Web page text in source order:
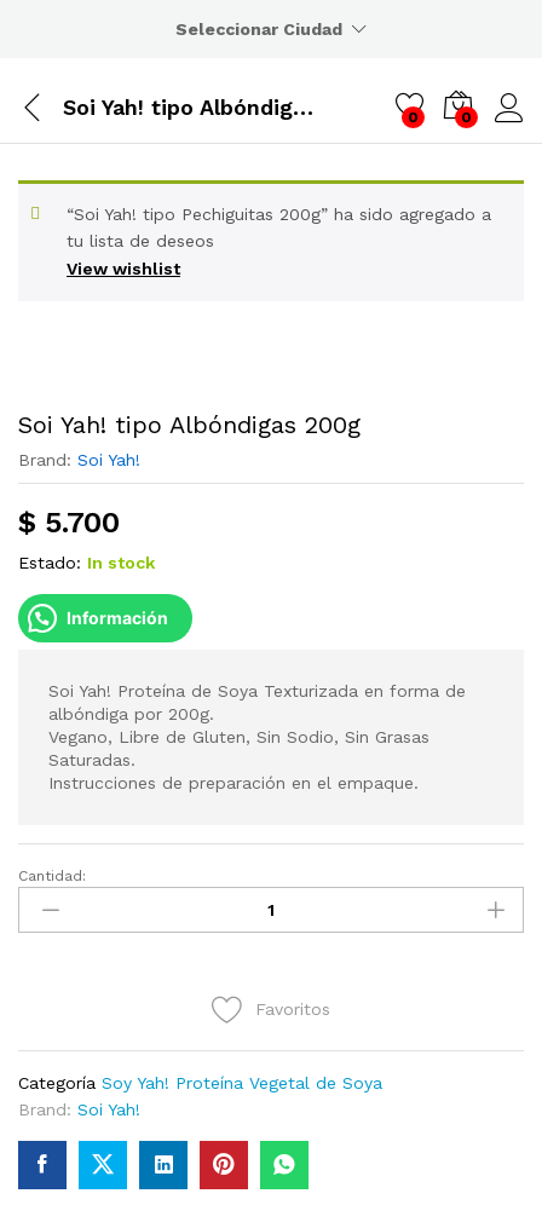
Seleccionar Ciudad
Soi Yah! tipo Albóndigas 200g 0 0
View wishlist
“Soi Yah! tipo Pechiguitas 200g” ha sido agregado a
tu lista de deseos
Soi Yah! tipo Albóndigas 200g
Brand: Soi Yah!
$ 5.700
Estado: In stock
Información
Soi Yah! Proteína de Soya Texturizada en forma de
albóndiga por 200g.
Vegano, Libre de Gluten, Sin Sodio, Sin Grasas
Saturadas.
Instrucciones de preparación en el empaque.
Soi
Yah!
tipo
Cantidad:
Favoritos
Categoría Soy Yah! Proteína Vegetal de Soya
Brand: Soi Yah!